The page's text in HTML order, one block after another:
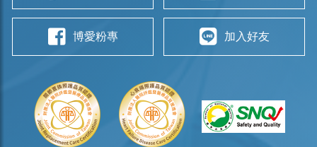
博愛粉專 加入好友